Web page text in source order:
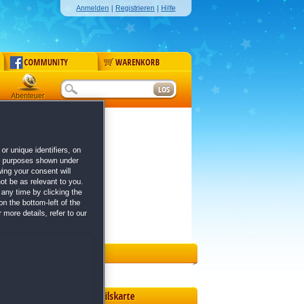
Anmelden Registrieren Hilfe
COMMUNITY WARENKORB
Abenteuer
Vorteilskarte
unique identifiers, on
shown under
your consent will
be as relevant to you.
time by clicking the
the bottom-left of the
more details, refer to our